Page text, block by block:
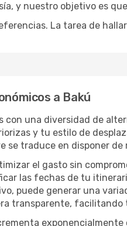
y nuestro objetivo es
La tarea de
a Bakú
con una diversidad de
y tu estilo de
se traduce en disponer
el gasto sin
las fechas de tu
puede generar una
transparente,